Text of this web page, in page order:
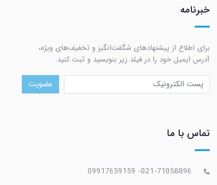
خبرنامه
برای اطلاع از پیشنهادهای شگفت‌انگیز و تخفیف‌های ویژه،
آدرس ایمیل خود را در فیلد زیر بنویسید و ثبت کنید.
عضویت
تماس با ما